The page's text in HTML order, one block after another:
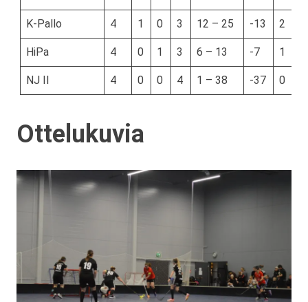
K-Pallo 4 1 0 3 12 – 25 -13 2
HiPa 4 0 1 3 6 – 13 -7 1
NJ II 4 0 0 4 1 – 38 -37 0
Ottelukuvia